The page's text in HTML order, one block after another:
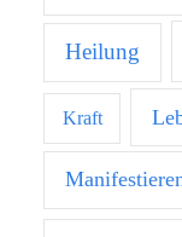
Heilung
Kraft